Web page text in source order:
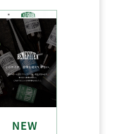
NEW